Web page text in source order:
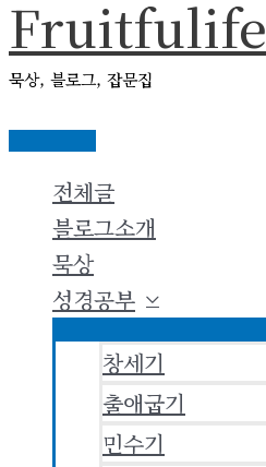
콘
텐
츠
로
Fruitfulife
묵상, 블로그, 잡문집
메
메
뉴
전체글
블로그소개
묵상
성경공부
창세기
출애굽기
민수기